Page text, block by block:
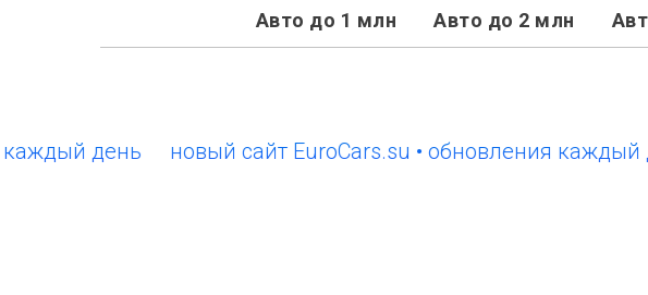
Авто до 1 млн Авто до 2 млн
день новый сайт EuroCars.su • обновления каждый день